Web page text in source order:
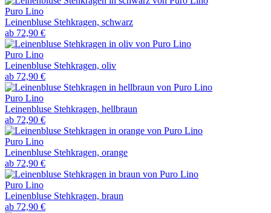
Puro Lino
Leinenbluse Stehkragen, schwarz
ab 72,90 €
Puro Lino
Leinenbluse Stehkragen, oliv
ab 72,90 €
Puro Lino
Leinenbluse Stehkragen, hellbraun
ab 72,90 €
Puro Lino
Leinenbluse Stehkragen, orange
ab 72,90 €
Puro Lino
Leinenbluse Stehkragen, braun
ab 72,90 €